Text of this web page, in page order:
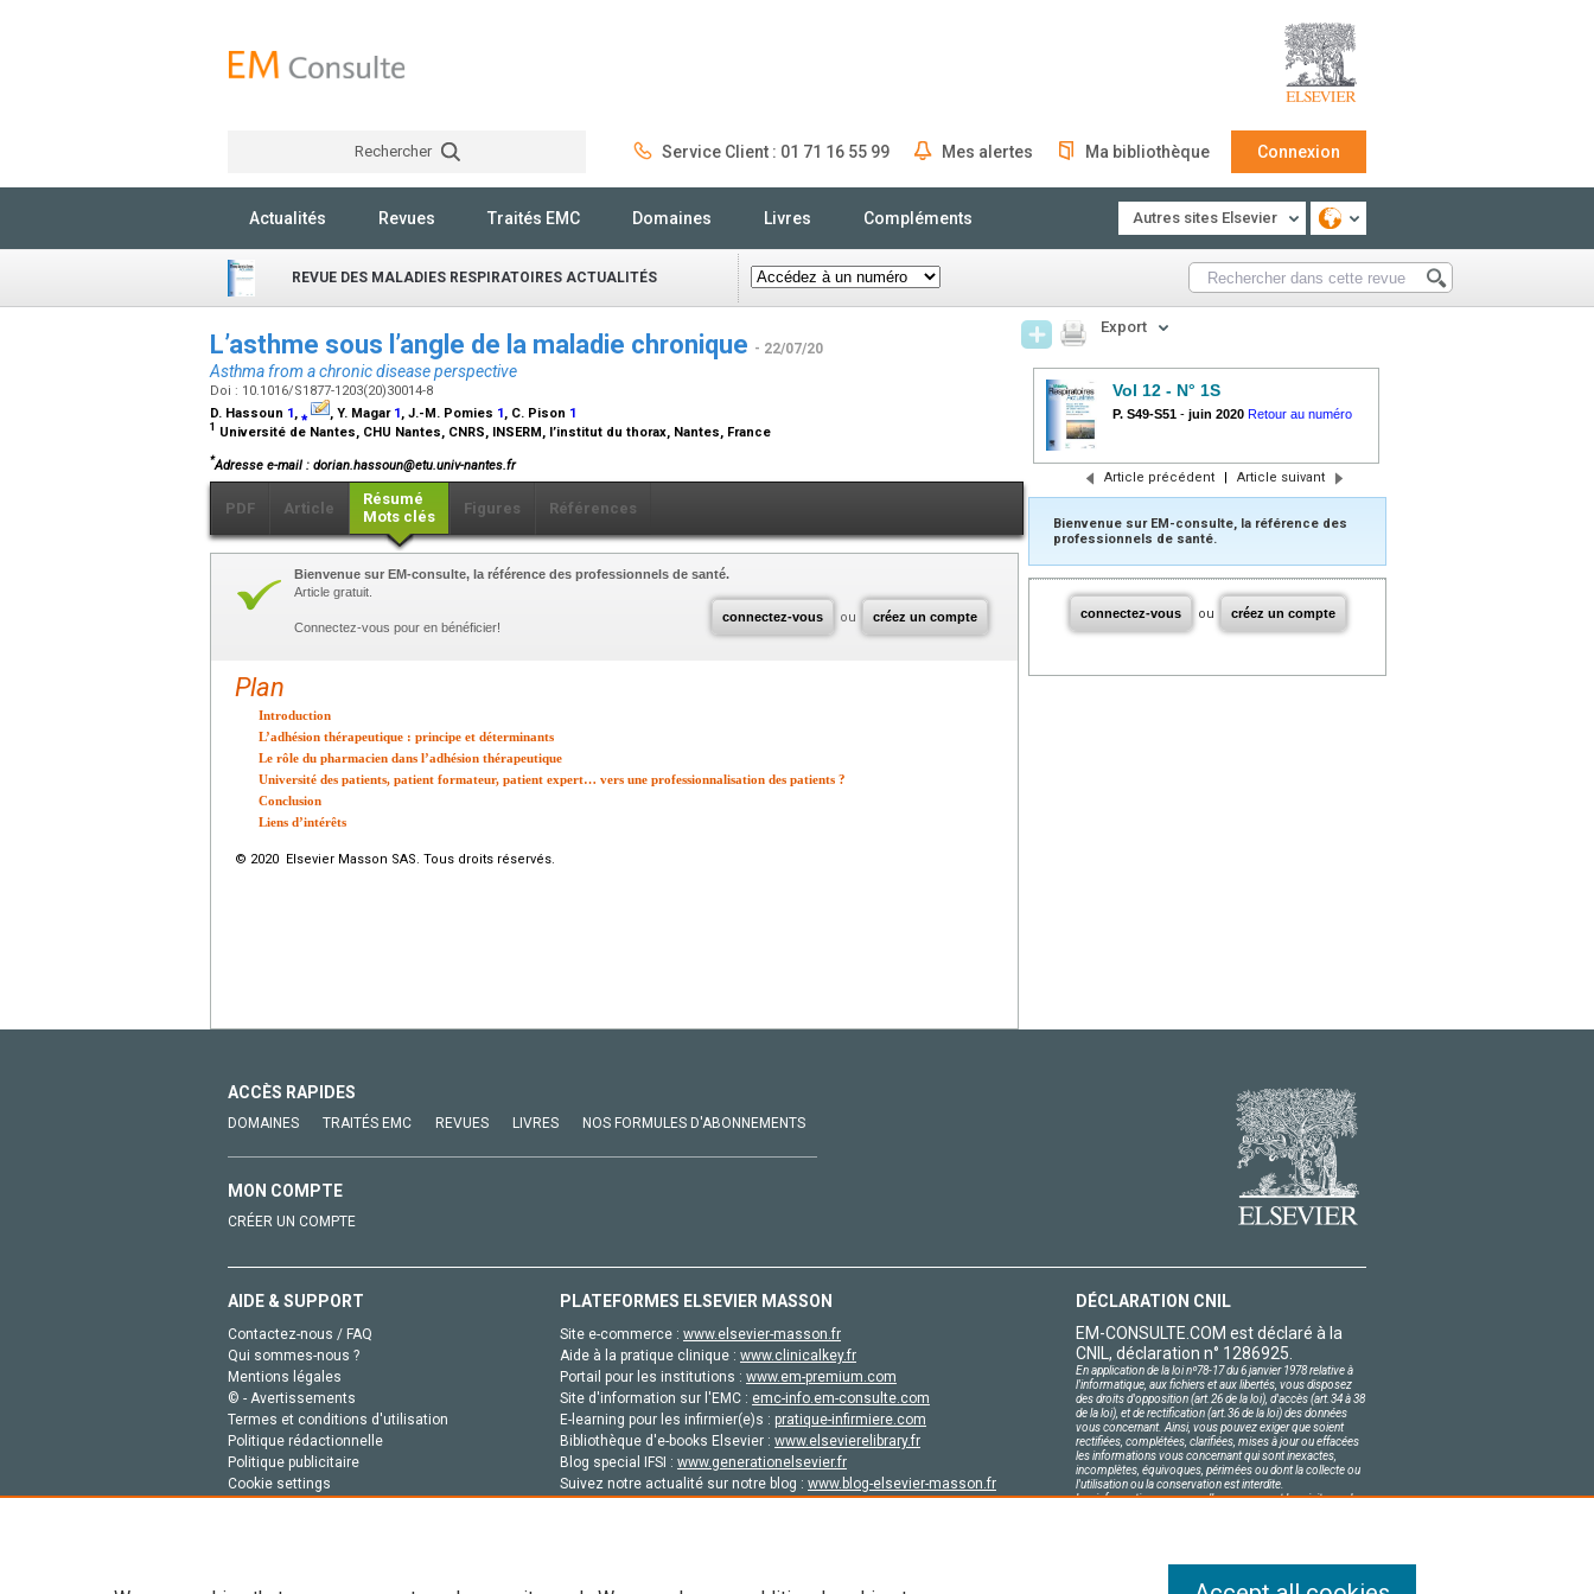
Rechercher Service Client : 01 71 16 55 99 Mes alertes Ma bibliothèque Connexion
Actualités Revues Traités EMC Domaines Livres Compléments Autres sites Elsevier
REVUE DES MALADIES RESPIRATOIRES ACTUALITÉS
L’asthme sous l’angle de la maladie chronique - 22/07/20
Asthma from a chronic disease perspective
Doi : 10.1016/S1877-1203(20)30014-8
D. Hassoun 1, ⁎ , Y. Magar 1, J.-M. Pomies 1, C. Pison 1
1 Université de Nantes, CHU Nantes, CNRS, INSERM, l’institut du thorax, Nantes, France
*Adresse e-mail : dorian.hassoun@etu.univ-nantes.fr
PDF Article
Résumé
Mots clés
Figures Références
connectez-vous ou créez un compte
Bienvenue sur EM-consulte, la référence des professionnels de santé.
Article gratuit.
Connectez-vous pour en bénéficier!
Plan
Introduction
L’adhésion thérapeutique : principe et déterminants
Le rôle du pharmacien dans l’adhésion thérapeutique
Université des patients, patient formateur, patient expert… vers une professionnalisation des patients ?
Conclusion
Liens d’intérêts
© 2020 Elsevier Masson SAS. Tous droits réservés.
Export
Vol 12 - N° 1S
P. S49-S51 - juin 2020 Retour au numéro
Article précédent | Article suivant
Bienvenue sur EM-consulte, la référence des
professionnels de santé.
connectez-vous ou créez un compte
ACCÈS RAPIDES
DOMAINES TRAITÉS EMC REVUES LIVRES NOS FORMULES D'ABONNEMENTS
MON COMPTE
CRÉER UN COMPTE
AIDE & SUPPORT
Contactez-nous / FAQ
Qui sommes-nous ?
Mentions légales
© - Avertissements
Termes et conditions d'utilisation
Politique rédactionnelle
Politique publicitaire
Cookie settings
PLATEFORMES ELSEVIER MASSON
Site e-commerce : www.elsevier-masson.fr
Aide à la pratique clinique : www.clinicalkey.fr
Portail pour les institutions : www.em-premium.com
Site d'information sur l'EMC : emc-info.em-consulte.com
E-learning pour les infirmier(e)s : pratique-infirmiere.com
Bibliothèque d'e-books Elsevier : www.elsevierelibrary.fr
Blog special IFSI : www.generationelsevier.fr
Suivez notre actualité sur notre blog : www.blog-elsevier-masson.fr
DÉCLARATION CNIL
EM-CONSULTE.COM est déclaré à la
CNIL, déclaration n° 1286925.
En application de la loi nº78-17 du 6 janvier 1978 relative à
l'informatique, aux fichiers et aux libertés, vous disposez
des droits d'opposition (art.26 de la loi), d'accès (art.34 à 38
de la loi), et de rectification (art.36 de la loi) des données
vous concernant. Ainsi, vous pouvez exiger que soient
rectifiées, complétées, clarifiées, mises à jour ou effacées
les informations vous concernant qui sont inexactes,
incomplètes, équivoques, périmées ou dont la collecte ou
l'utilisation ou la conservation est interdite.
Les informations personnelles concernant les visiteurs de